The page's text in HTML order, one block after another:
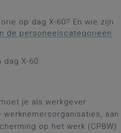
op dag X-60? En wie zijn
de personeelscategorieën
X-60.
je als werkgever
aan
op het werk (CPBW)